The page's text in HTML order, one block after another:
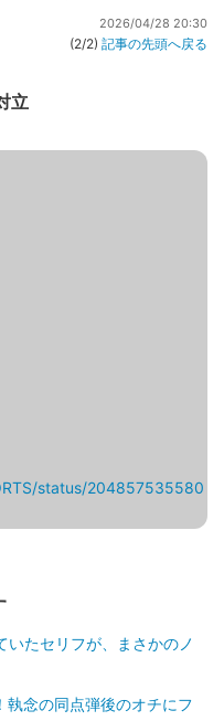
2026/04/28 20:30
(2/2) 記事の先頭へ戻る
立
status/204857535580
たセリフが、まさかのノ
念の同点弾後のオチにフ